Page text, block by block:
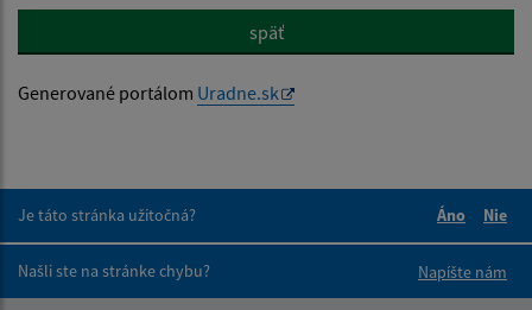
späť
Generované portálom Uradne.sk
Je táto stránka užitočná?
Áno
Nie
Našli ste na stránke chybu?
Napíšte nám